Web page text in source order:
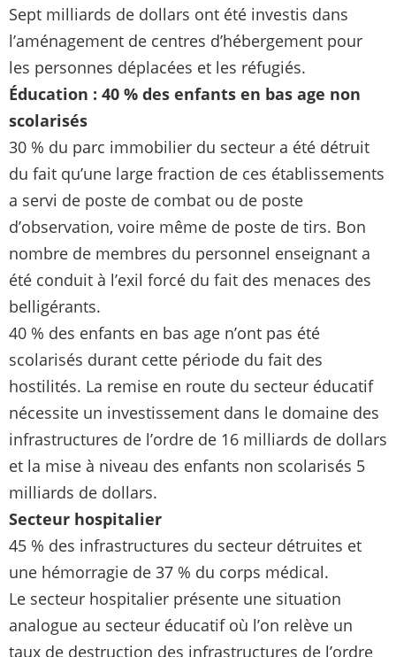
Sept milliards de dollars ont été investis dans
l’aménagement de centres d’hébergement pour
les personnes déplacées et les réfugiés.
Éducation : 40 % des enfants en bas age non
scolarisés
30 % du parc immobilier du secteur a été détruit
du fait qu’une large fraction de ces établissements
a servi de poste de combat ou de poste
d’observation, voire même de poste de tirs. Bon
nombre de membres du personnel enseignant a
été conduit à l’exil forcé du fait des menaces des
belligérants.
40 % des enfants en bas age n’ont pas été
scolarisés durant cette période du fait des
hostilités. La remise en route du secteur éducatif
nécessite un investissement dans le domaine des
infrastructures de l’ordre de 16 milliards de dollars
et la mise à niveau des enfants non scolarisés 5
milliards de dollars.
Secteur hospitalier
45 % des infrastructures du secteur détruites et
une hémorragie de 37 % du corps médical.
Le secteur hospitalier présente une situation
analogue au secteur éducatif où l’on relève un
taux de destruction des infrastructures de l’ordre